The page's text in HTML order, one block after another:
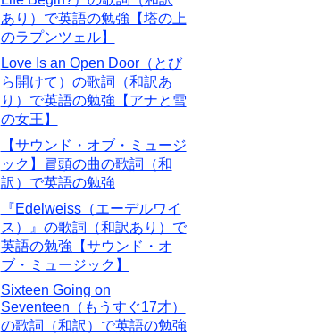
あり）で英語の勉強【塔の上
のラプンツェル】
Love Is an Open Door（とび
ら開けて）の歌詞（和訳あ
り）で英語の勉強【アナと雪
の女王】
【サウンド・オブ・ミュージ
ック】冒頭の曲の歌詞（和
訳）で英語の勉強
『Edelweiss（エーデルワイ
ス）』の歌詞（和訳あり）で
英語の勉強【サウンド・オ
ブ・ミュージック】
Sixteen Going on
Seventeen（もうすぐ17才）
の歌詞（和訳）で英語の勉強